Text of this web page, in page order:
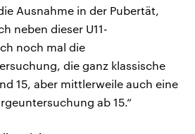
Ausnahme in der Pubertät,
neben dieser U11-
noch mal die
die ganz klassische
15, aber mittlerweile auch eine
ab 15.“